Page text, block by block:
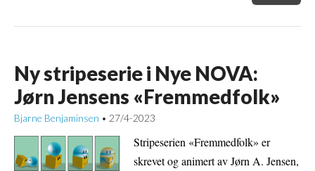
Ny stripeserie i Nye NOVA:
Jørn Jensens «Fremmedfolk»
Bjarne Benjaminsen • 27/4-2023
Stripeserien «Fremmedfolk» er
skrevet og animert av Jørn A. Jensen,